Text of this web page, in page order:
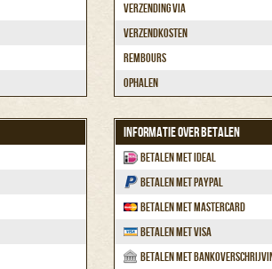
Verzending via
Verzendkosten
Rembours
Ophalen
INFORMATIE OVER BETALEN
Betalen met iDEAL
Betalen met Paypal
Betalen met Mastercard
Betalen met Visa
Betalen met